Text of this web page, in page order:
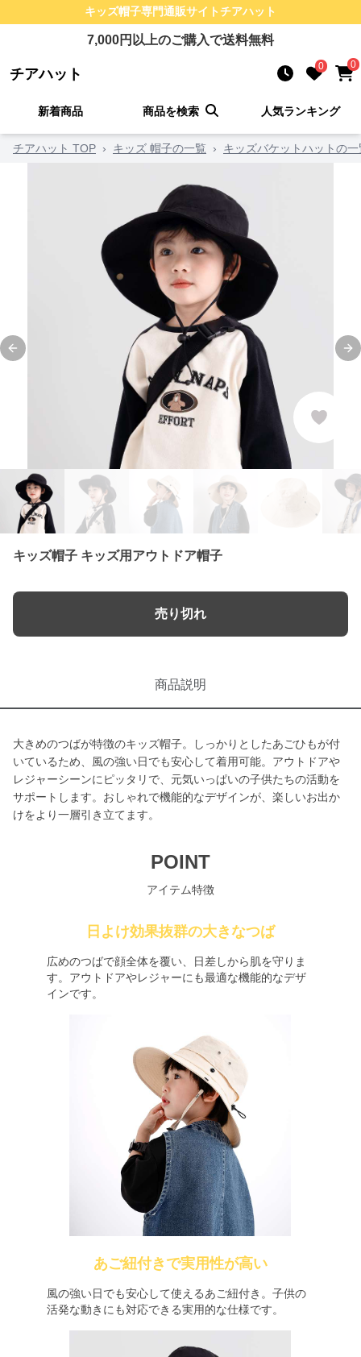
キッズ帽子専門通販サイトチアハット
7,000円以上のご購入で送料無料
チアハット 0 0
新着商品 商品を検索 人気ランキング
チアハット TOP › キッズ 帽子の一覧 › キッズバケットハットの一
Previous slide
キッズ帽子 キッズ用アウトドア帽子
売り切れ
商品説明
大きめのつばが特徴のキッズ帽子。しっかりとしたあごひもが付
いているため、風の強い日でも安心して着用可能。アウトドアや
レジャーシーンにピッタリで、元気いっぱいの子供たちの活動を
サポートします。おしゃれで機能的なデザインが、楽しいお出か
けをより一層引き立てます。
POINT
アイテム特徴
日よけ効果抜群の大きなつば
広めのつばで顔全体を覆い、日差しから肌を守りま
す。アウトドアやレジャーにも最適な機能的なデザ
インです。
あご紐付きで実用性が高い
風の強い日でも安心して使えるあご紐付き。子供の
活発な動きにも対応できる実用的な仕様です。